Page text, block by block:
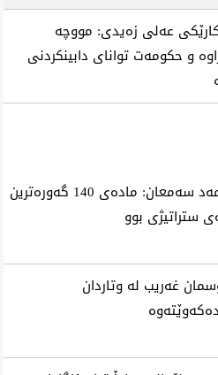
عەلی زەیدی: مووچە
و حکومەت توانای دابینکردنی
محه‌مه‌د سه‌معان: ماده‌ی 140 گه‌وره‌ترین
ستراتیژی‌ بوو
غەریب لە وتاردان